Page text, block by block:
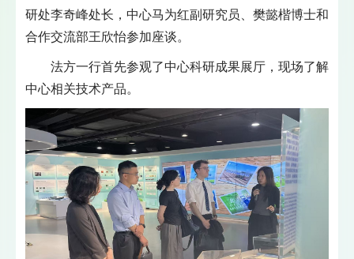
研处李奇峰处长，中心马为红副研究员、樊懿楷博士和
合作交流部王欣怡参加座谈。
法方一行首先参观了中心科研成果展厅，现场了解
中心相关技术产品。